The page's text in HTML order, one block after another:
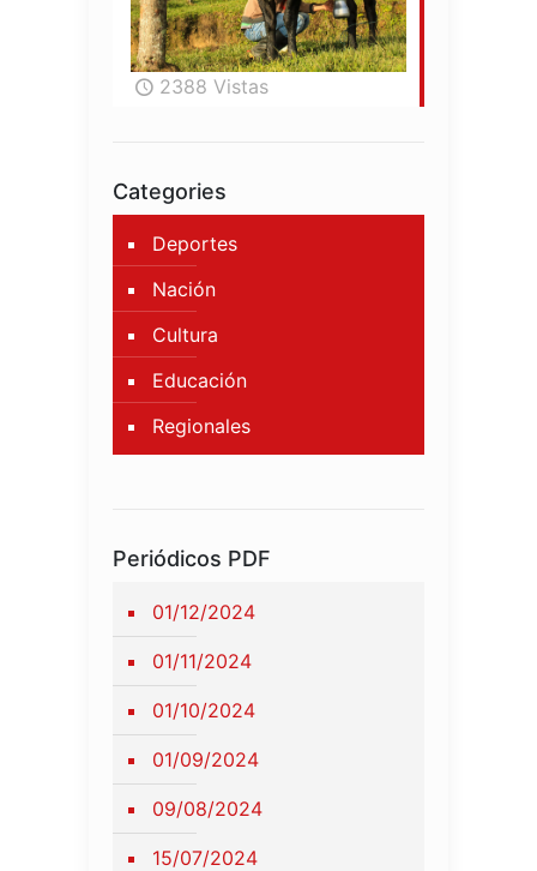
2388 Vistas
Categories
Deportes
Nación
Cultura
Educación
Regionales
Periódicos PDF
01/12/2024
01/11/2024
01/10/2024
01/09/2024
09/08/2024
15/07/2024